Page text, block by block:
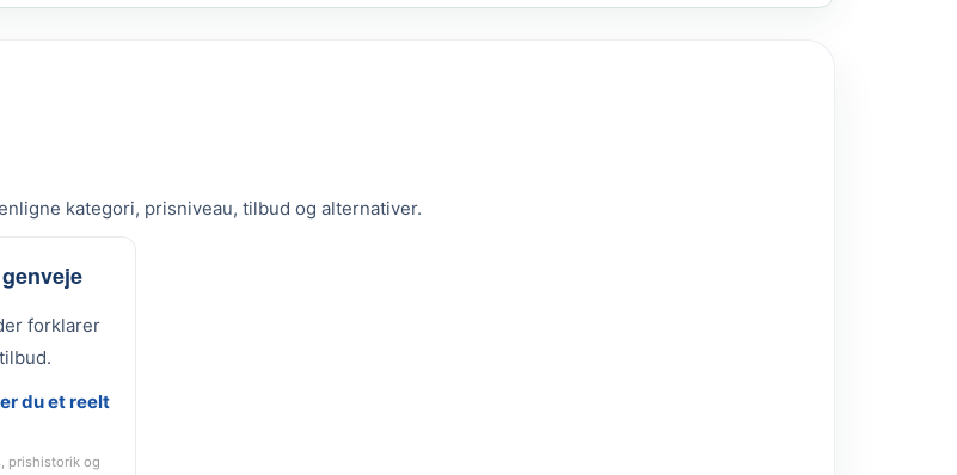
kategori, prisniveau, tilbud og alternativer.
forklarer
du et reelt
prishistorik og